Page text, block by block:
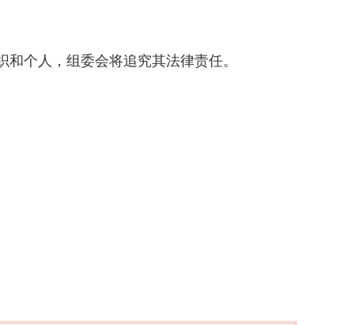
个人，组委会将追究其法律责任。